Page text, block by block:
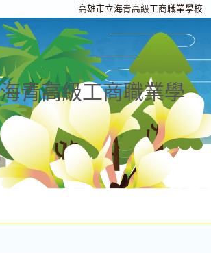
高雄市立海青高級工商職業學校
青高級工商職業學